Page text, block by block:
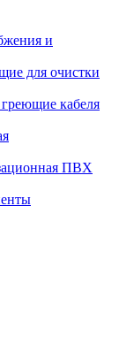
и
для очистки
кабеля
ПВХ